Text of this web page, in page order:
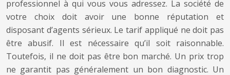
professionnel à qui vous vous adressez. La société de
votre choix doit avoir une bonne réputation et
disposant d’agents sérieux. Le tarif appliqué ne doit pas
être abusif. Il est nécessaire qu’il soit raisonnable.
Toutefois, il ne doit pas être bon marché. Un prix trop
ne garantit pas généralement un bon diagnostic. Un